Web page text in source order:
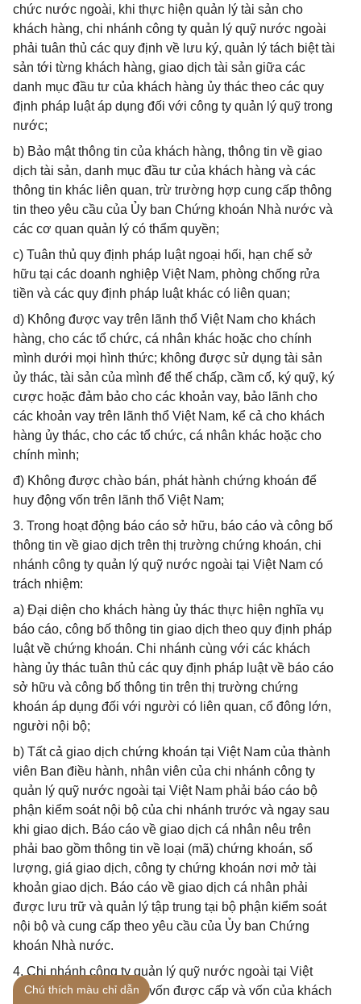
chức nước ngoài, khi thực hiện quản lý tài sản cho
khách hàng, chi nhánh công ty quản lý quỹ nước ngoài
phải tuân thủ các quy định về lưu ký, quản lý tách biệt tài
sản tới từng khách hàng, giao dịch tài sản giữa các
danh mục đầu tư của khách hàng ủy thác theo các quy
định pháp luật áp dụng đối với công ty quản lý quỹ trong
nước;
b) Bảo mật thông tin của khách hàng, thông tin về giao
dịch tài sản, danh mục đầu tư của khách hàng và các
thông tin khác liên quan, trừ trường hợp cung cấp thông
tin theo yêu cầu của Ủy ban Chứng khoán Nhà nước và
các cơ quan quản lý có thẩm quyền;
c) Tuân thủ quy định pháp luật ngoại hối, hạn chế sở
hữu tại các doanh nghiệp Việt Nam, phòng chống rửa
tiền và các quy định pháp luật khác có liên quan;
d) Không được vay trên lãnh thổ Việt Nam cho khách
hàng, cho các tổ chức, cá nhân khác hoặc cho chính
mình dưới mọi hình thức; không được sử dụng tài sản
ủy thác, tài sản của mình để thế chấp, cầm cố, ký quỹ, ký
cược hoặc đảm bảo cho các khoản vay, bảo lãnh cho
các khoản vay trên lãnh thổ Việt Nam, kể cả cho khách
hàng ủy thác, cho các tổ chức, cá nhân khác hoặc cho
chính mình;
đ) Không được chào bán, phát hành chứng khoán để
huy động vốn trên lãnh thổ Việt Nam;
3. Trong hoạt động báo cáo sở hữu, báo cáo và công bố
thông tin về giao dịch trên thị trường chứng khoán, chi
nhánh công ty quản lý quỹ nước ngoài tại Việt Nam có
trách nhiệm:
a) Đại diện cho khách hàng ủy thác thực hiện nghĩa vụ
báo cáo, công bố thông tin giao dịch theo quy định pháp
luật về chứng khoán. Chi nhánh cùng với các khách
hàng ủy thác tuân thủ các quy định pháp luật về báo cáo
sở hữu và công bố thông tin trên thị trường chứng
khoán áp dụng đối với người có liên quan, cổ đông lớn,
người nội bộ;
b) Tất cả giao dịch chứng khoán tại Việt Nam của thành
viên Ban điều hành, nhân viên của chi nhánh công ty
quản lý quỹ nước ngoài tại Việt Nam phải báo cáo bộ
phận kiểm soát nội bộ của chi nhánh trước và ngay sau
khi giao dịch. Báo cáo về giao dịch cá nhân nêu trên
phải bao gồm thông tin về loại (mã) chứng khoán, số
lượng, giá giao dịch, công ty chứng khoán nơi mở tài
khoản giao dịch. Báo cáo về giao dịch cá nhân phải
được lưu trữ và quản lý tập trung tại bộ phận kiểm soát
nội bộ và cung cấp theo yêu cầu của Ủy ban Chứng
khoán Nhà nước.
4. Chi nhánh công ty quản lý quỹ nước ngoài tại Việt
Nam chỉ được sử dụng vốn được cấp và vốn của khách
Chú thích màu chỉ dẫn